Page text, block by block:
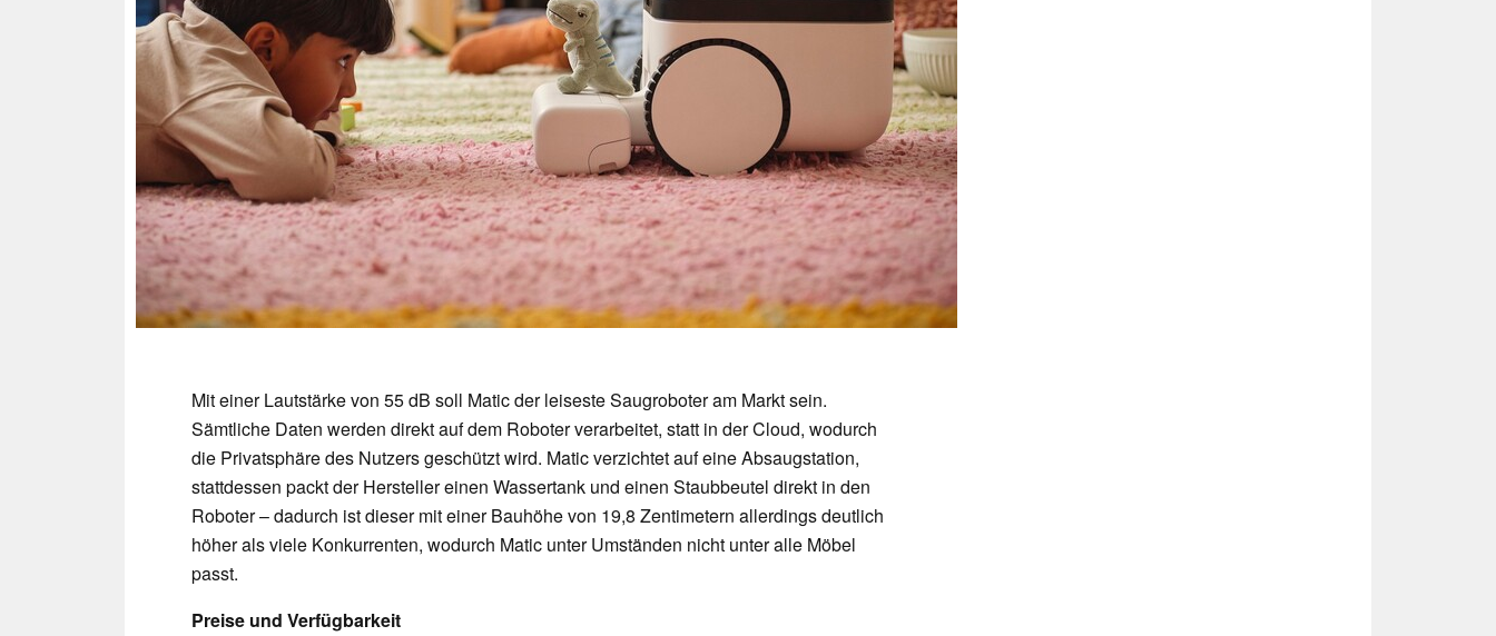
Mit einer Lautstärke von 55 dB soll Matic der leiseste Saugroboter am Markt sein.
Sämtliche Daten werden direkt auf dem Roboter verarbeitet, statt in der Cloud, wodurch
die Privatsphäre des Nutzers geschützt wird. Matic verzichtet auf eine Absaugstation,
stattdessen packt der Hersteller einen Wassertank und einen Staubbeutel direkt in den
Roboter – dadurch ist dieser mit einer Bauhöhe von 19,8 Zentimetern allerdings deutlich
höher als viele Konkurrenten, wodurch Matic unter Umständen nicht unter alle Möbel
passt.
Preise und Verfügbarkeit